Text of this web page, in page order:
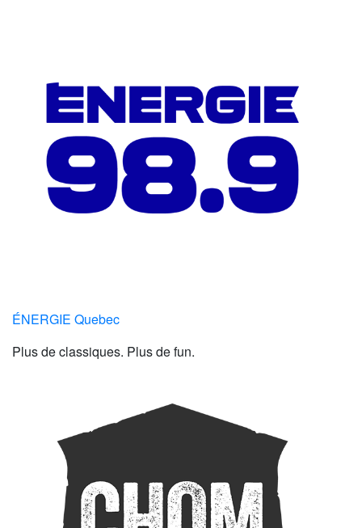
ÉNERGIE Quebec
Plus de classiques. Plus de fun.